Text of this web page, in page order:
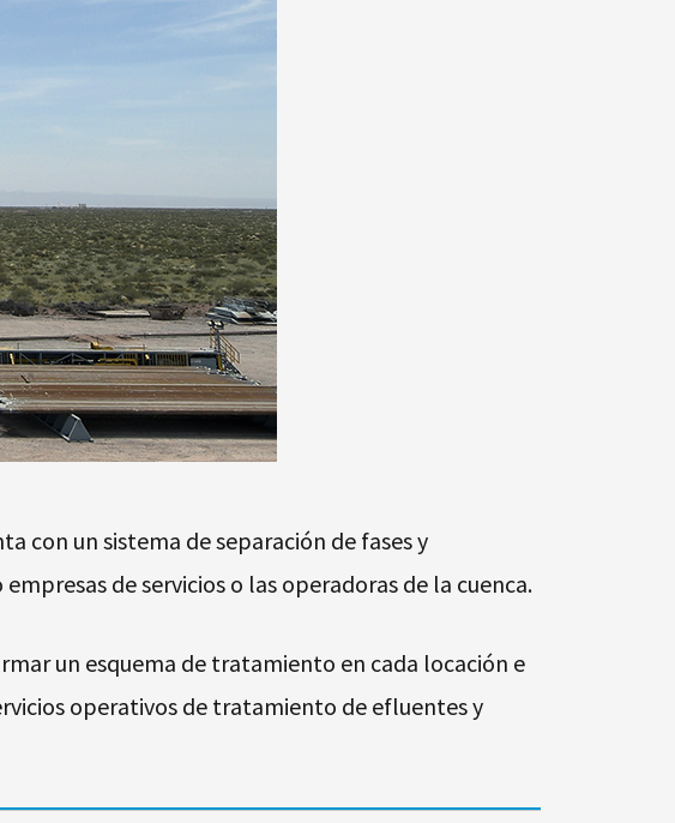
con un sistema de separación de fases y
de servicios o las operadoras de la cuenca.
un esquema de tratamiento en cada locación e
operativos de tratamiento de efluentes y